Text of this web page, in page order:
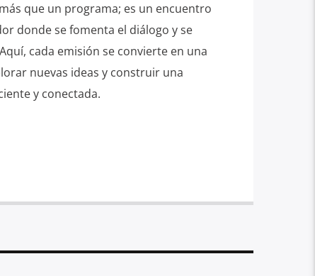
que un programa; es un encuentro
donde se fomenta el diálogo y se
cada emisión se convierte en una
nuevas ideas y construir una
y conectada.